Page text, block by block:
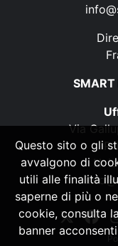
SMART
Via
N.
Questo sito o gli
avvalgono di
utili alle finalità
saperne di più o
cookie, consulta
banner